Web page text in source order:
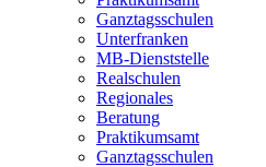
Ganztagsschulen
Unterfranken
MB-Dienststelle
Realschulen
Regionales
Beratung
Praktikumsamt
Ganztagsschulen